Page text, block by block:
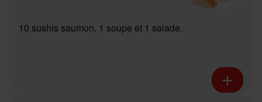
10 sushis saumon, 1 soupe et 1 salade.